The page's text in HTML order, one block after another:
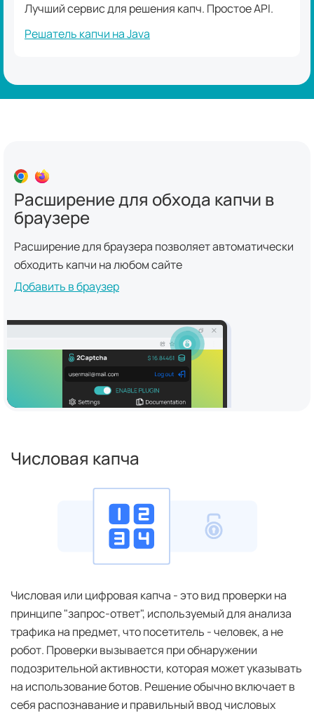
Лучший сервис для решения капч. Простое API.
Решатель капчи на Java
Расширение для обхода капчи в
браузере
Расширение для браузера позволяет автоматически
обходить капчи на любом сайте
Добавить в браузер
Числовая капча
Числовая или цифровая капча - это вид проверки на
принципе "запрос-ответ", используемый для анализа
трафика на предмет, что посетитель - человек, а не
робот. Проверки вызывается при обнаружении
подозрительной активности, которая может указывать
на использование ботов. Решение обычно включает в
себя распознавание и правильный ввод числовых